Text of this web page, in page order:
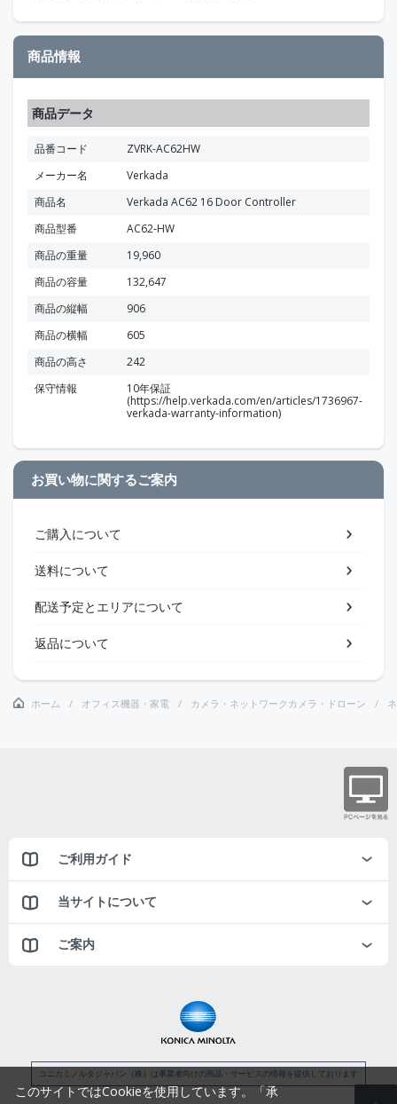
商品情報
商品データ
品番コード
ZVRK-AC62HW
メーカー名
Verkada
商品名
Verkada AC62 16 Door Controller
商品型番
AC62-HW
商品の重量
19,960
商品の容量
132,647
商品の縦幅
906
商品の横幅
605
商品の高さ
242
保守情報
10年保証
(https://help.verkada.com/en/articles/1736967-
verkada-warranty-information)
お買い物に関するご案内
ご購入について
送料について
配送予定とエリアについて
返品について
ホーム オフィス機器・家電 カメラ・ネットワークカメラ・ドローン
ご利用ガイド
当サイトについて
ご案内
コニカミノルタジャパン（株）は事業者向けの商品・サービスの情報を提供しております
このサイトではCookieを使用しています。「承